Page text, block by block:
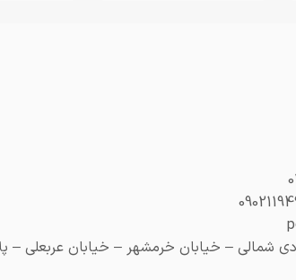
– خیابان خرمشهر – خیابان عربعلی – پلاک 19 (هنری